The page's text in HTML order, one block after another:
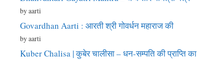
by aarti
Govardhan Aarti : आरती श्री गोवर्धन महाराज की
by aarti
Kuber Chalisa | कुबेर चालीसा – धन-सम्पति की प्राप्ति का